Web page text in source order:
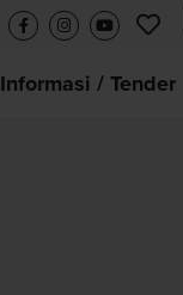
Informasi / Tender